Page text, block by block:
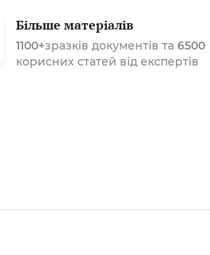
Більше матеріалів
1100+зразків документів та 6500
корисних статей від експертів